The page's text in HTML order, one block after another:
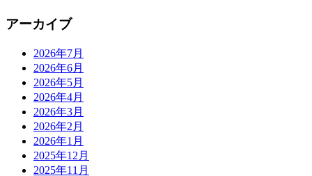
アーカイブ
2026年7月
2026年6月
2026年5月
2026年4月
2026年3月
2026年2月
2026年1月
2025年12月
2025年11月